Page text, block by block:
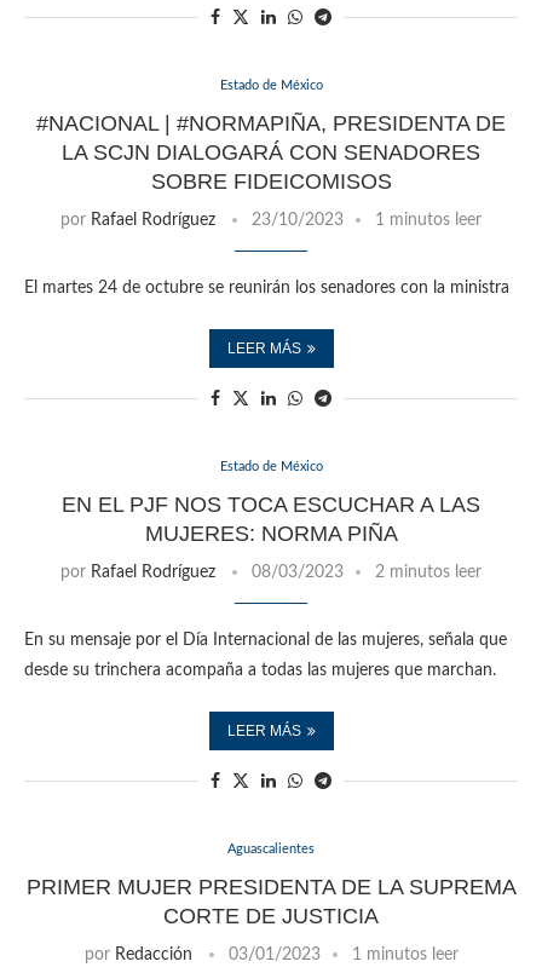
Estado de México
#NACIONAL | #NORMAPIÑA, PRESIDENTA DE
LA SCJN DIALOGARÁ CON SENADORES
SOBRE FIDEICOMISOS
por Rafael Rodríguez 23/10/2023 1 minutos leer
El martes 24 de octubre se reunirán los senadores con la ministra
LEER MÁS
Estado de México
EN EL PJF NOS TOCA ESCUCHAR A LAS
MUJERES: NORMA PIÑA
por Rafael Rodríguez 08/03/2023 2 minutos leer
En su mensaje por el Día Internacional de las mujeres, señala que
desde su trinchera acompaña a todas las mujeres que marchan.
LEER MÁS
Aguascalientes
PRIMER MUJER PRESIDENTA DE LA SUPREMA
CORTE DE JUSTICIA
por Redacción 03/01/2023 1 minutos leer